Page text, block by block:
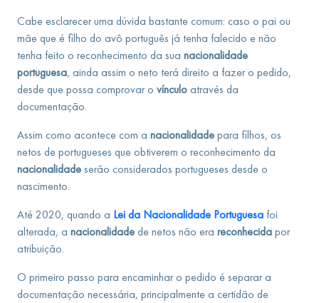
Cabe esclarecer uma dúvida bastante comum: caso o pai ou
mãe que é filho do avô português já tenha falecido e não
tenha feito o reconhecimento da sua nacionalidade
portuguesa, ainda assim o neto terá direito a fazer o pedido,
desde que possa comprovar o vínculo através da
documentação.
Assim como acontece com a nacionalidade para filhos, os
netos de portugueses que obtiverem o reconhecimento da
nacionalidade serão considerados portugueses desde o
nascimento.
Até 2020, quando a Lei da Nacionalidade Portuguesa foi
alterada, a nacionalidade de netos não era reconhecida por
atribuição.
O primeiro passo para encaminhar o pedido é separar a
documentação necessária, principalmente a certidão de